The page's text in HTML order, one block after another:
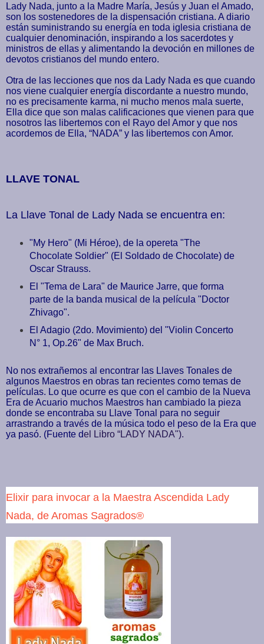
Lady Nada, junto a la Madre María, Jesús y Juan el Amado,
son los sostenedores de la dispensación cristiana. A diario
están suministrando su energía en toda iglesia cristiana de
cualquier denominación, inspirando a los sacerdotes y
ministros de ellas y alimentando la devoción en millones de
devotos cristianos del mundo entero.
Otra de las lecciones que nos da Lady Nada es que cuando
nos viene cualquier energía discordante a nuestro mundo,
no es precisamente karma, ni mucho menos mala suerte,
Ella dice que son malas calificaciones que vienen para que
nosotros las libertemos con el Rayo del Amor y que nos
acordemos de Ella, “NADA” y las libertemos con Amor.
LLAVE TONAL
La Llave Tonal de Lady Nada se encuentra en:
"My Hero" (Mi Héroe), de la opereta "The
Chocolate Soldier" (El Soldado de Chocolate) de
Oscar Strauss.
El "Tema de Lara" de Maurice Jarre, que forma
parte de la banda musical de la película "Doctor
Zhivago".
El Adagio (2do. Movimiento) del "Violin Concerto
N° 1, Op.26" de Max Bruch.
No nos extrañemos al encontrar las Llaves Tonales de
algunos Maestros en obras tan recientes como temas de
películas. Lo que ocurre es que con el cambio de la Nueva
Era de Acuario muchos Maestros han cambiado la pieza
donde se encontraba su Llave Tonal para no seguir
arrastrando a través de la música todo el peso de la Era que
ya pasó. (Fuente del Libro “LADY NADA").
Elixir para invocar a la Maestra Ascendida Lady
Nada, de Aromas Sagrados®